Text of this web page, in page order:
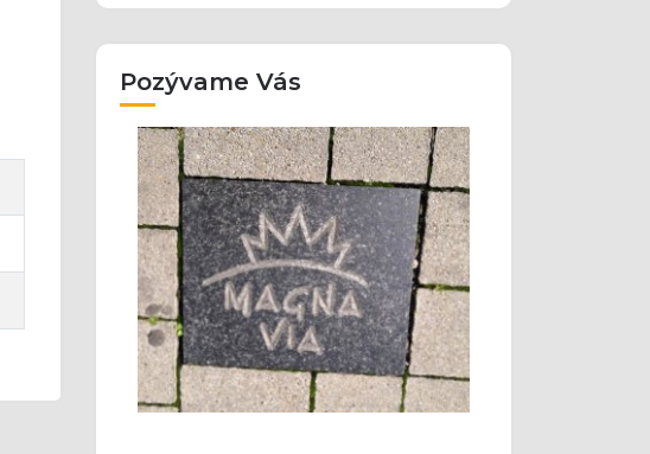
Pozývame Vás